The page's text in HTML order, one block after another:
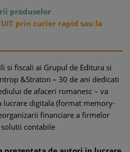
produselor
prin curier rapid sau la
si fiscali ai Grupul de Editura si
&Straton – 30 de ani dedicati
de afaceri romanesc – va
lucrare digitala (format memory-
financiare a firmelor
contabile